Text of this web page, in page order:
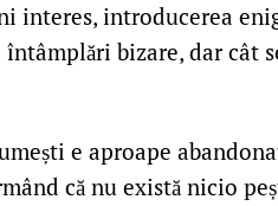
interes, introducerea
bizare, dar cât
e aproape
că nu există nicio